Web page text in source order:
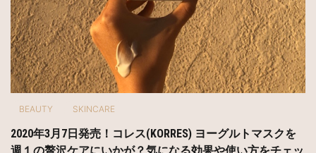
BEAUTY SKINCARE
2020年3月7日発売！コレス(KORRES) ヨーグルトマスクを